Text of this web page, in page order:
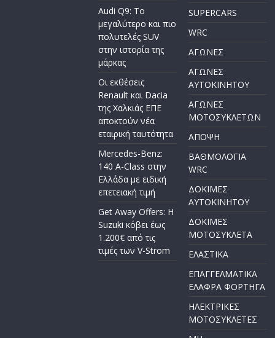
Audi Q9: Το
μεγαλύτερο και πιο
πολυτελές SUV
στην ιστορία της
μάρκας
Οι εκθέσεις
Renault και Dacia
της Χαλκιάς ΕΠΕ
αποκτούν νέα
εταιρική ταυτότητα
Mercedes-Benz:
140 A-Class στην
Ελλάδα με ειδική
επετειακή τιμή
Get Away Offers: Η
Suzuki κόβει έως
1.200€ από τις
τιμές των V-Strom
SUPERCARS
WRC
ΑΓΩΝΕΣ
ΑΓΩΝΕΣ
AYTOKINHTOY
ΑΓΩΝΕΣ
ΜΟΤΟΣΥΚΛΕΤΩΝ
ΑΠΟΨΗ
ΒΑΘΜΟΛΟΓΙΑ
WRC
ΔΟΚΙΜΕΣ
ΑΥΤΟΚΙΝΗΤΟΥ
ΔΟΚΙΜΕΣ
ΜΟΤΟΣΥΚΛΕΤΑ
ΕΛΑΣΤΙΚΑ
ΕΠΑΓΓΕΛΜΑΤΙΚΑ
ΕΛΑΦΡΑ ΦΟΡΤΗΓΑ
ΗΛΕΚΤΡΙΚΕΣ
ΜΟΤΟΣΥΚΛΕΤΕΣ